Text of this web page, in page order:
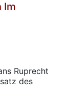
Im
Ruprecht
des